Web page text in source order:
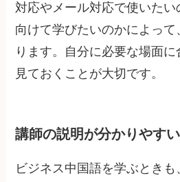
対応やメール対応で使いた
向けて学びたいのかによっ
ります。自分に必要な場面
見ておくことが大切です。
講師の説明が分かりやす
ビジネス中国語を学ぶときも